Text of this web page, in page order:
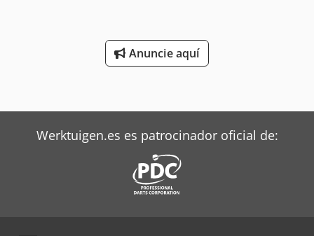
Anuncie aquí
Werktuigen.es es patrocinador oficial de: